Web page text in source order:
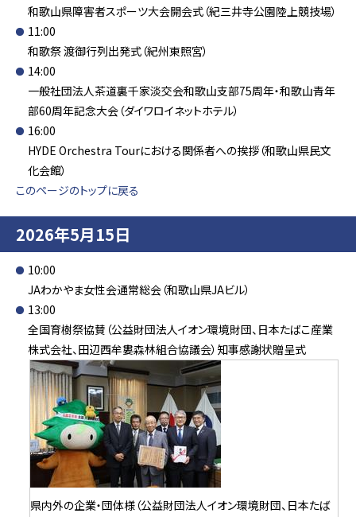
和歌山県障害者スポーツ大会開会式（紀三井寺公園陸上競技場）
11:00
和歌祭 渡御行列出発式（紀州東照宮）
14:00
一般社団法人茶道裏千家淡交会和歌山支部75周年・和歌山青年
部60周年記念大会（ダイワロイネットホテル）
16:00
HYDE Orchestra Tourにおける関係者への挨拶（和歌山県民文
化会館）
このページのトップに戻る
2026年5月15日
10:00
JAわかやま女性会通常総会（和歌山県JAビル）
13:00
全国育樹祭協賛（公益財団法人イオン環境財団、日本たばこ産業
株式会社、田辺西牟婁森林組合協議会）知事感謝状贈呈式
県内外の企業・団体様（公益財団法人イオン環境財団、日本たば